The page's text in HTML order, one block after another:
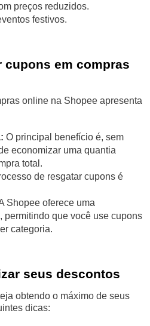
preços reduzidos.
festivos.
cupons em compras
online na Shopee apresenta
O principal benefício é, sem
economizar uma quantia
total.
de resgatar cupons é
Shopee oferece uma
permitindo que você use cupons
categoria.
seus descontos
obtendo o máximo de seus
dicas: